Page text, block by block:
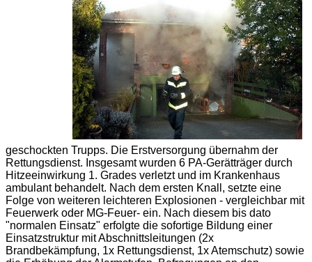
geschockten Trupps. Die Erstversorgung übernahm der
Rettungsdienst. Insgesamt wurden 6 PA-Gerätträger durch
Hitzeeinwirkung 1. Grades verletzt und im Krankenhaus
ambulant behandelt. Nach dem ersten Knall, setzte eine
Folge von weiteren leichteren Explosionen - vergleichbar mit
Feuerwerk oder MG-Feuer- ein. Nach diesem bis dato
"normalen Einsatz" erfolgte die sofortige Bildung einer
Einsatzstruktur mit Abschnittsleitungen (2x
Brandbekämpfung, 1x Rettungsdienst, 1x Atemschutz) sowie